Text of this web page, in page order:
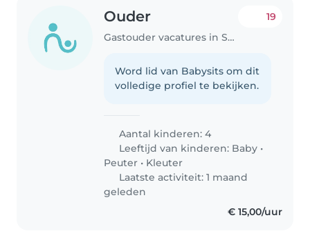
Ouder
Gastouder vacatures in Schiedam
19
Word lid van Babysits om dit
volledige profiel te bekijken.
Aantal kinderen: 4
Leeftijd van kinderen: Baby •
Peuter • Kleuter
Laatste activiteit: 1 maand
geleden
€ 15,00/uur